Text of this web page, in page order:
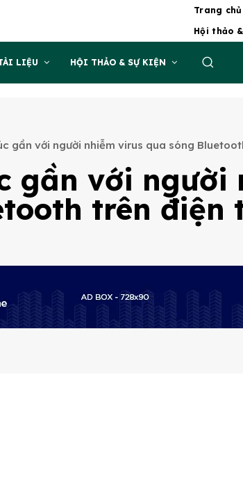
Trang chủ
Hội thảo
LIỆU HỘI THẢO & SỰ KIỆN
gần với người nhiễm virus qua sóng
gần với người
trên điện